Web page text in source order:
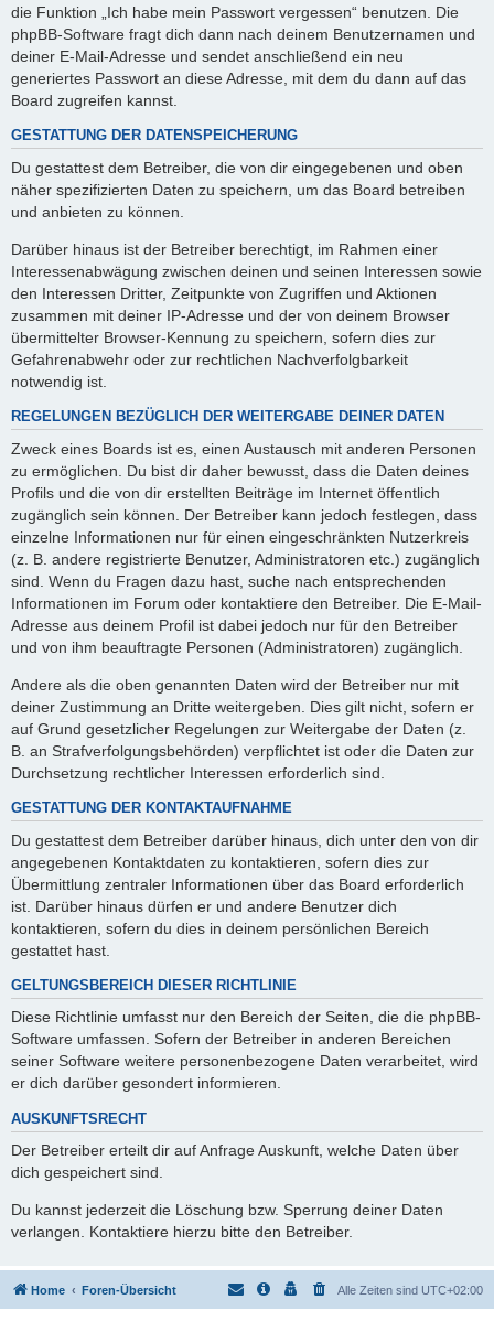
die Funktion „Ich habe mein Passwort vergessen“ benutzen. Die
phpBB-Software fragt dich dann nach deinem Benutzernamen und
deiner E-Mail-Adresse und sendet anschließend ein neu
generiertes Passwort an diese Adresse, mit dem du dann auf das
Board zugreifen kannst.
GESTATTUNG DER DATENSPEICHERUNG
Du gestattest dem Betreiber, die von dir eingegebenen und oben
näher spezifizierten Daten zu speichern, um das Board betreiben
und anbieten zu können.
Darüber hinaus ist der Betreiber berechtigt, im Rahmen einer
Interessenabwägung zwischen deinen und seinen Interessen sowie
den Interessen Dritter, Zeitpunkte von Zugriffen und Aktionen
zusammen mit deiner IP-Adresse und der von deinem Browser
übermittelter Browser-Kennung zu speichern, sofern dies zur
Gefahrenabwehr oder zur rechtlichen Nachverfolgbarkeit
notwendig ist.
REGELUNGEN BEZÜGLICH DER WEITERGABE DEINER DATEN
Zweck eines Boards ist es, einen Austausch mit anderen Personen
zu ermöglichen. Du bist dir daher bewusst, dass die Daten deines
Profils und die von dir erstellten Beiträge im Internet öffentlich
zugänglich sein können. Der Betreiber kann jedoch festlegen, dass
einzelne Informationen nur für einen eingeschränkten Nutzerkreis
(z. B. andere registrierte Benutzer, Administratoren etc.) zugänglich
sind. Wenn du Fragen dazu hast, suche nach entsprechenden
Informationen im Forum oder kontaktiere den Betreiber. Die E-Mail-
Adresse aus deinem Profil ist dabei jedoch nur für den Betreiber
und von ihm beauftragte Personen (Administratoren) zugänglich.
Andere als die oben genannten Daten wird der Betreiber nur mit
deiner Zustimmung an Dritte weitergeben. Dies gilt nicht, sofern er
auf Grund gesetzlicher Regelungen zur Weitergabe der Daten (z.
B. an Strafverfolgungsbehörden) verpflichtet ist oder die Daten zur
Durchsetzung rechtlicher Interessen erforderlich sind.
GESTATTUNG DER KONTAKTAUFNAHME
Du gestattest dem Betreiber darüber hinaus, dich unter den von dir
angegebenen Kontaktdaten zu kontaktieren, sofern dies zur
Übermittlung zentraler Informationen über das Board erforderlich
ist. Darüber hinaus dürfen er und andere Benutzer dich
kontaktieren, sofern du dies in deinem persönlichen Bereich
gestattet hast.
GELTUNGSBEREICH DIESER RICHTLINIE
Diese Richtlinie umfasst nur den Bereich der Seiten, die die phpBB-
Software umfassen. Sofern der Betreiber in anderen Bereichen
seiner Software weitere personenbezogene Daten verarbeitet, wird
er dich darüber gesondert informieren.
AUSKUNFTSRECHT
Der Betreiber erteilt dir auf Anfrage Auskunft, welche Daten über
dich gespeichert sind.
Du kannst jederzeit die Löschung bzw. Sperrung deiner Daten
verlangen. Kontaktiere hierzu bitte den Betreiber.
Home Foren-Übersicht Alle Zeiten sind UTC+02:00